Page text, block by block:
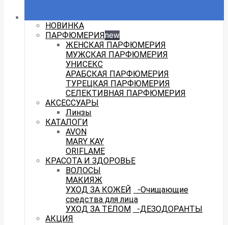
НОВИНКА
ПАРФЮМЕРИЯnew
ЖЕНСКАЯ ПАРФЮМЕРИЯ
МУЖСКАЯ ПАРФЮМЕРИЯ
УНИСЕКС
АРАБСКАЯ ПАРФЮМЕРИЯ
ТУРЕЦКАЯ ПАРФЮМЕРИЯ
СЕЛЕКТИВНАЯ ПАРФЮМЕРИЯ
АКСЕССУАРЫ
Линзы
КАТАЛОГИ
AVON
MARY KAY
ORIFLAME
КРАСОТА И ЗДОРОВЬЕ
ВОЛОСЫ
МАКИЯЖ
УХОД ЗА КОЖЕЙ
-Очищающие
средства для лица
УХОД ЗА ТЕЛОМ
-ДЕЗОДОРАНТЫ
АКЦИЯ